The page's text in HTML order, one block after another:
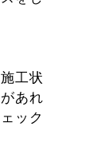
工状
あれ
ック